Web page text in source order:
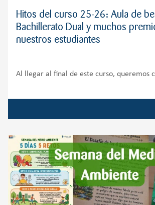
Hitos del curso 25-26: Aula de
Bachillerato Dual y muchos
nuestros estudiantes
Al llegar al final de este curso, queremos
momentos, proyectos y logros que han
Colegio durante el curso 2025-2026. Ha